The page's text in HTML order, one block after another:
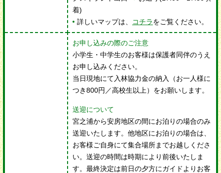
着)
詳しいマップは、
コチラをご覧ください。
お申し込みの際のご注意
小学生・中学生のお客様は保護者同伴のうえ
お申し込みください。
当日現地にて入林協力金の納入（お一人様に
つき800円／高校生以上）をお願いします。
送迎について
宮之浦から安房地区の間にお泊りの場合のみ
送迎いたします。他地区にお泊りの場合は、
お客様ご自身にて集合場所までお越しくださ
い。送迎の時間は時期により前後いたしま
す。最終決定は前日の夕方にガイドよりお客